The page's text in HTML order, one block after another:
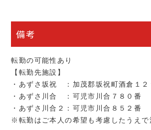
備考
転勤の可能性あり
【転勤先施設】
・あずさ坂祝 ：加茂郡坂祝町酒倉１２
・あずさ川合 ：可児市川合７８０番
・あずさ川合２：可児市川合８５２番
※転勤はご本人の希望も考慮したうえで